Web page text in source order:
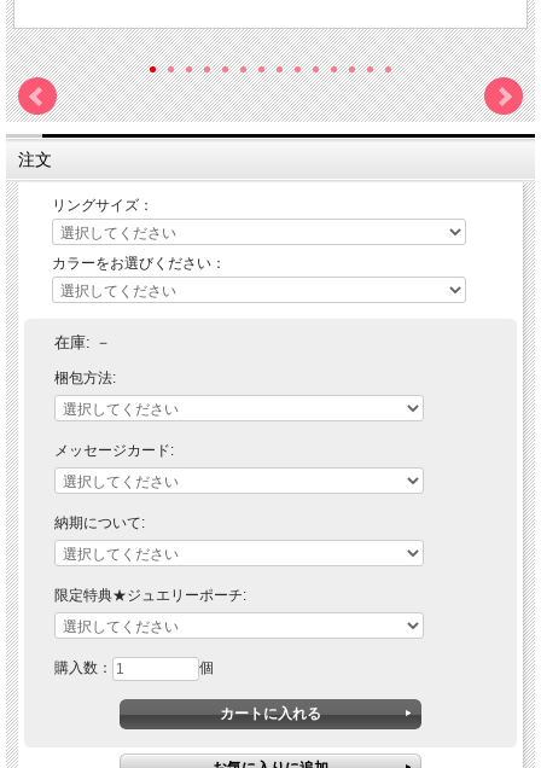
注文
リングサイズ：
カラーをお選びください：
在庫: －
梱包方法:
メッセージカード:
納期について:
限定特典★ジュエリーポーチ:
購入数： 個